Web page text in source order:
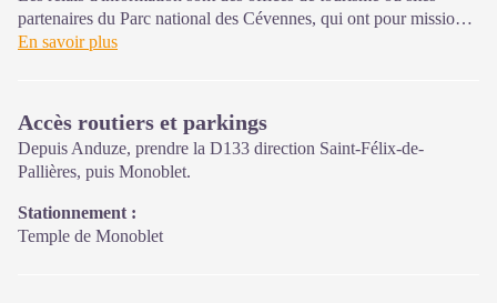
saison hivernale).
partenaires du Parc national des Cévennes, qui ont pour mission
l'information et la sensibilisation sur l'offre de découverte et
Ouvert toute l'année (se renseigner pour les jours et horaires
d'ouverture en période hivernale)
En savoir plus
Accès routiers et parkings
Depuis Anduze, prendre la D133 direction Saint-Félix-de-
Pallières, puis Monoblet.
Stationnement :
Temple de Monoblet